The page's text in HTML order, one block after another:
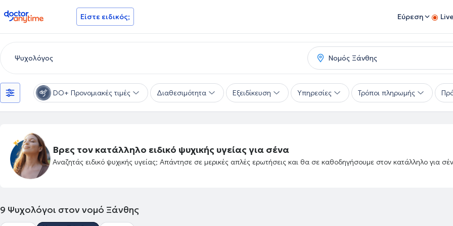
doctoranytime Είστε ειδικός; Εύρεση
DO+ Προνομιακές τιμές Διαθεσιμότητα Εξειδίκευση Υπηρεσίες Τρόποι πληρωμής
Βρες τον κατάλληλο ειδικό ψυχικής υγείας για σένα
Αναζητάς ειδικό ψυχικής υγείας; Απάντησε σε μερικές απλές ερωτήσεις και θα σε καθοδηγήσουμε στον κατάλληλο για
9 Ψυχολόγοι στον νομό Ξάνθης